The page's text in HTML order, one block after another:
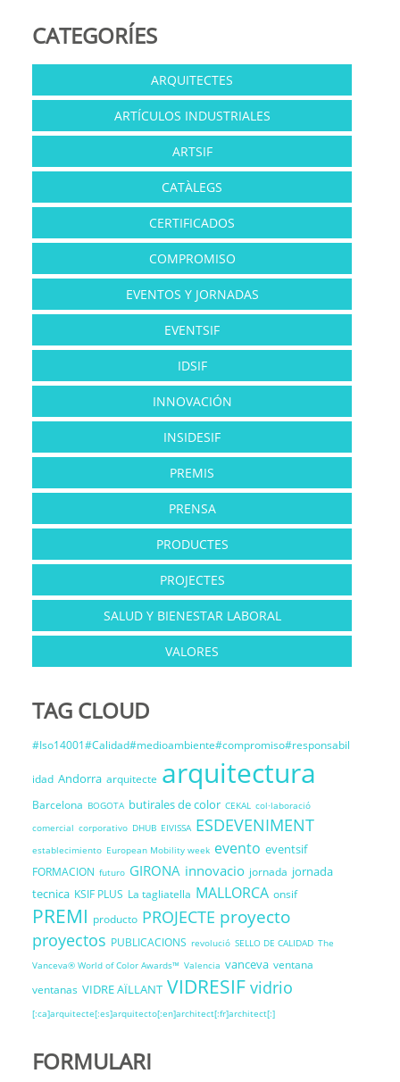
CATEGORÍES
ARQUITECTES
ARTÍCULOS INDUSTRIALES
ARTSIF
CATÀLEGS
CERTIFICADOS
COMPROMISO
EVENTOS Y JORNADAS
EVENTSIF
IDSIF
INNOVACIÓN
INSIDESIF
PREMIS
PRENSA
PRODUCTES
PROJECTES
SALUD Y BIENESTAR LABORAL
VALORES
TAG CLOUD
#Iso14001#Calidad#medioambiente#compromiso#responsabil
idad Andorra arquitecte arquitectura
Barcelona BOGOTA butirales de color CEKAL col·laboració
comercial corporativo DHUB EIVISSA ESDEVENIMENT
establecimiento European Mobility week evento eventsif
FORMACION futuro GIRONA innovacio jornada jornada
tecnica KSIF PLUS La tagliatella MALLORCA onsif
PREMI producto PROJECTE proyecto
proyectos PUBLICACIONS revolució SELLO DE CALIDAD The
Vanceva® World of Color Awards™ Valencia vanceva ventana
ventanas VIDRE AÏLLANT VIDRESIF vidrio
[:ca]arquitecte[:es]arquitecto[:en]architect[:fr]architect[:]
FORMULARI